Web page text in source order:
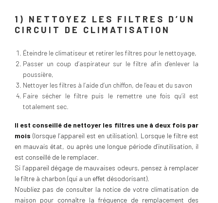
1) NETTOYEZ LES FILTRES D’UN
CIRCUIT DE CLIMATISATION
Éteindre le climatiseur et retirer les filtres pour le nettoyage,
Passer un coup d’aspirateur sur le filtre afin d’enlever la
poussière,
Nettoyer les filtres à l’aide d’un chiffon, de l’eau et du savon
Faire sécher le filtre puis le remettre une fois qu’il est
totalement sec.
Il est conseillé de nettoyer les filtres une à deux fois par
mois (lorsque l’appareil est en utilisation). Lorsque le filtre est
en mauvais état, ou après une longue période d’inutilisation, il
est conseillé de le remplacer.
Si l’appareil dégage de mauvaises odeurs, pensez à remplacer
le filtre à charbon (qui a un effet désodorisant).
N’oubliez pas de consulter la notice de votre climatisation de
maison pour connaître la fréquence de remplacement des